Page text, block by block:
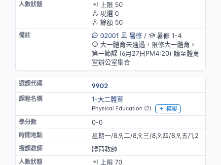
上限 50
現選 0
餘額 50
02001
暑修/
暑修 1-4
大一體育未通過，限修大一體育。
第一節課 (6月27日PM4:20) 請至體育
室辦公室集合
9902
1-大二體育
Physical Education (2) 模擬
0-0
星期一/8,9,二/8,9,三/8,9,四/8,9,五/1,2
體育教師
上限 70